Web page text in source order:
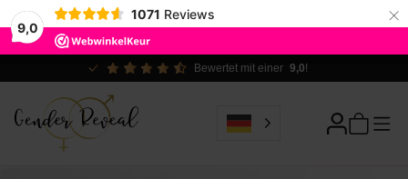
9,0
1071 Reviews ×
Ökologisch verantwortlich